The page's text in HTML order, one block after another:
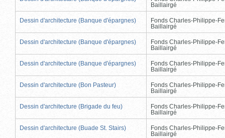
Baillairgé
Dessin d'architecture (Banque d'épargnes)
Fonds Charles-Philippe-
Baillairgé
Dessin d'architecture (Banque d'épargnes)
Fonds Charles-Philippe-
Baillairgé
Dessin d'architecture (Banque d'épargnes)
Fonds Charles-Philippe-
Baillairgé
Dessin d'architecture (Bon Pasteur)
Fonds Charles-Philippe-
Baillairgé
Dessin d'architecture (Brigade du feu)
Fonds Charles-Philippe-
Baillairgé
Dessin d'architecture (Buade St. Stairs)
Fonds Charles-Philippe-
Baillairgé